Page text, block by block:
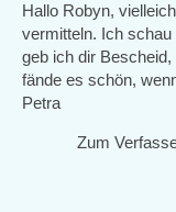
Hallo Robyn,
vermitteln. Ich
geb ich dir
fände es schön,
Petra
Zum